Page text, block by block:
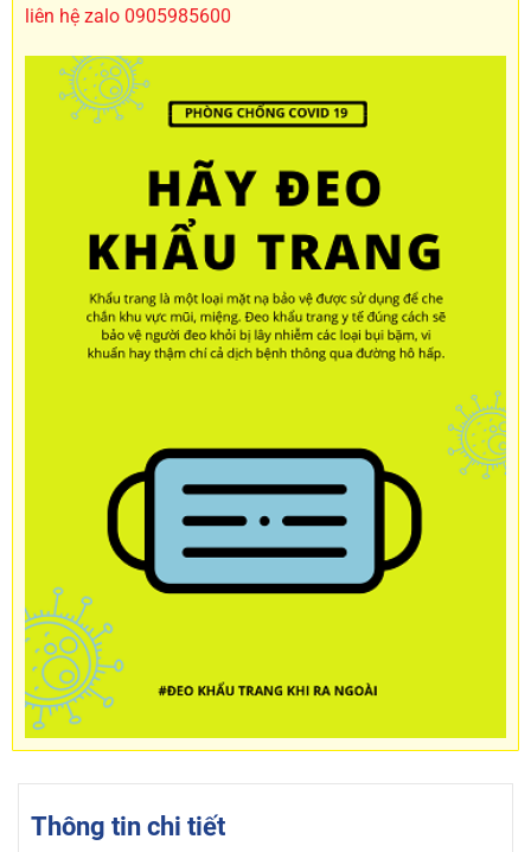
liên hệ zalo 0905985600
Thông tin chi tiết